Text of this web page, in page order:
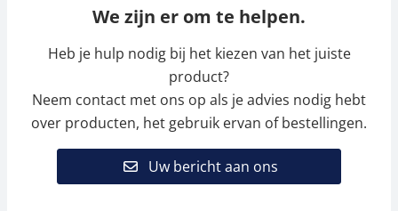
We zijn er om te helpen.
Heb je hulp nodig bij het kiezen van het juiste
product?
Neem contact met ons op als je advies nodig hebt
over producten, het gebruik ervan of bestellingen.
Uw bericht aan ons